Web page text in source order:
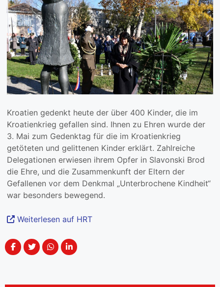
Kroatien gedenkt heute der über 400 Kinder, die im
Kroatienkrieg gefallen sind. Ihnen zu Ehren wurde der
3. Mai zum Gedenktag für die im Kroatienkrieg
getöteten und gelittenen Kinder erklärt. Zahlreiche
Delegationen erwiesen ihrem Opfer in Slavonski Brod
die Ehre, und die Zusammenkunft der Eltern der
Gefallenen vor dem Denkmal „Unterbrochene Kindheit“
war besonders bewegend.
Weiterlesen auf HRT